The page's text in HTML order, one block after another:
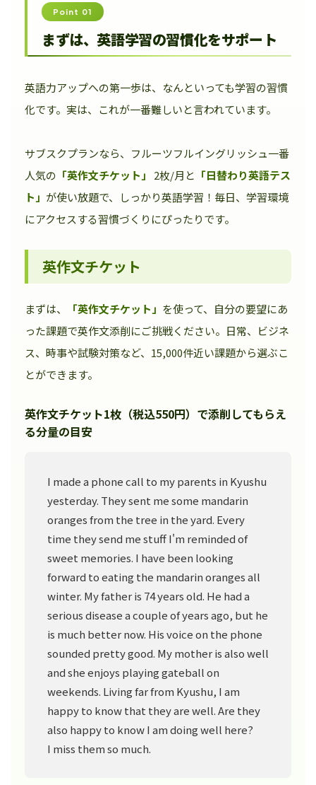
Point 01
まずは、英語学習の習慣化をサポート
英語力アップへの第一歩は、なんといっても学習の習慣
化です。実は、これが一番難しいと言われています。
サブスクプランなら、フルーツフルイングリッシュ一番
人気の 「英作文チケット」 2枚/月と 「日替わり英語テス
ト」 が使い放題で、しっかり英語学習！毎日、学習環境
にアクセスする習慣づくりにぴったりです。
英作文チケット
まずは、 「英作文チケット」 を使って、自分の要望にあ
った課題で英作文添削にご挑戦ください。日常、ビジネ
ス、時事や試験対策など、15,000件近い課題から選ぶこ
とができます。
英作文チケット1枚（税込550円）で添削してもらえ
る分量の目安
I made a phone call to my parents in Kyushu
yesterday. They sent me some mandarin
oranges from the tree in the yard. Every
time they send me stuff I'm reminded of
sweet memories. I have been looking
forward to eating the mandarin oranges all
winter. My father is 74 years old. He had a
serious disease a couple of years ago, but he
is much better now. His voice on the phone
sounded pretty good. My mother is also well
and she enjoys playing gateball on
weekends. Living far from Kyushu, I am
happy to know that they are well. Are they
also happy to know I am doing well here?
I miss them so much.